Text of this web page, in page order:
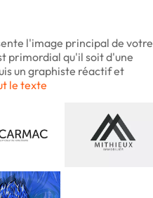
l'image principal de votre
primordial qu'il soit d'une
un graphiste réactif et
le texte